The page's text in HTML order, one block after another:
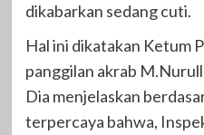
dikabarkan sedang cuti.
Hal ini dikatakan Ketum
panggilan akrab
Dia menjelaskan
terpercaya bahwa,